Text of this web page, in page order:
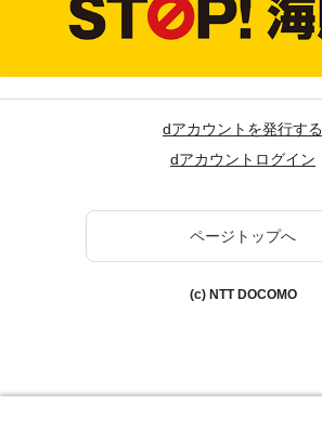
dアカウントを発行する
dアカウントログイン
ページトップへ
(c) NTT DOCOMO